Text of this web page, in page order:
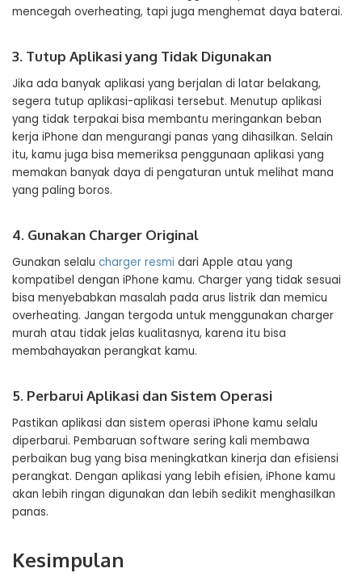
mencegah overheating, tapi juga menghemat daya baterai.
3. Tutup Aplikasi yang Tidak Digunakan
Jika ada banyak aplikasi yang berjalan di latar belakang,
segera tutup aplikasi-aplikasi tersebut. Menutup aplikasi
yang tidak terpakai bisa membantu meringankan beban
kerja iPhone dan mengurangi panas yang dihasilkan. Selain
itu, kamu juga bisa memeriksa penggunaan aplikasi yang
memakan banyak daya di pengaturan untuk melihat mana
yang paling boros.
4. Gunakan Charger Original
Gunakan selalu charger resmi dari Apple atau yang
kompatibel dengan iPhone kamu. Charger yang tidak sesuai
bisa menyebabkan masalah pada arus listrik dan memicu
overheating. Jangan tergoda untuk menggunakan charger
murah atau tidak jelas kualitasnya, karena itu bisa
membahayakan perangkat kamu.
5. Perbarui Aplikasi dan Sistem Operasi
Pastikan aplikasi dan sistem operasi iPhone kamu selalu
diperbarui. Pembaruan software sering kali membawa
perbaikan bug yang bisa meningkatkan kinerja dan efisiensi
perangkat. Dengan aplikasi yang lebih efisien, iPhone kamu
akan lebih ringan digunakan dan lebih sedikit menghasilkan
panas.
Kesimpulan